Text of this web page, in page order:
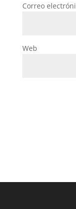
Correo
Web